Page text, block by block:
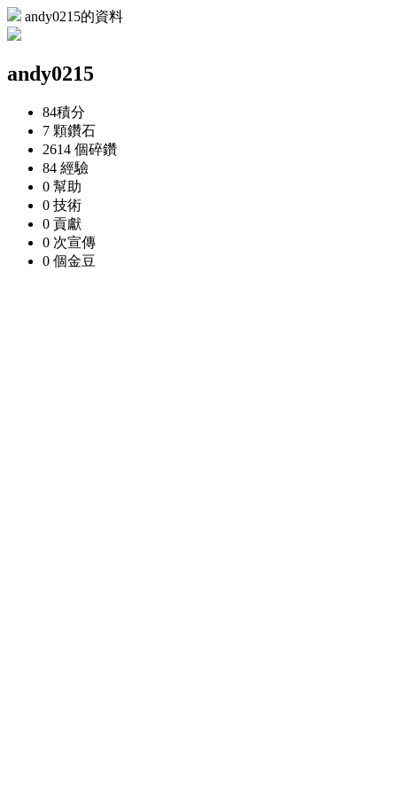
andy0215的資料
andy0215
84積分
7 顆鑽石
2614 個碎鑽
84 經驗
0 幫助
0 技術
0 貢獻
0 次宣傳
0 個金豆